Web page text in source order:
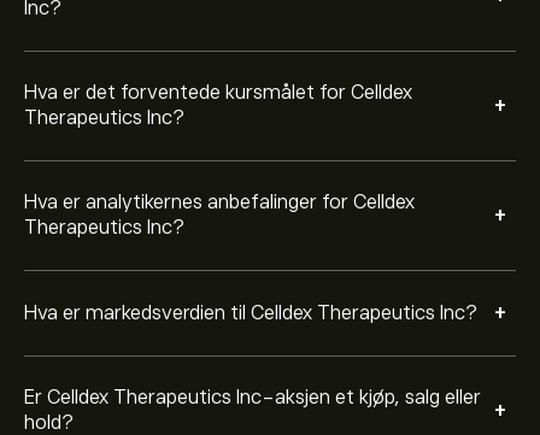
Inc?
Hva er det forventede kursmålet for Celldex
Therapeutics Inc?
+
Hva er analytikernes anbefalinger for Celldex
Therapeutics Inc?
+
Hva er markedsverdien til Celldex Therapeutics Inc? +
Er Celldex Therapeutics Inc-aksjen et kjøp, salg eller
hold?
+